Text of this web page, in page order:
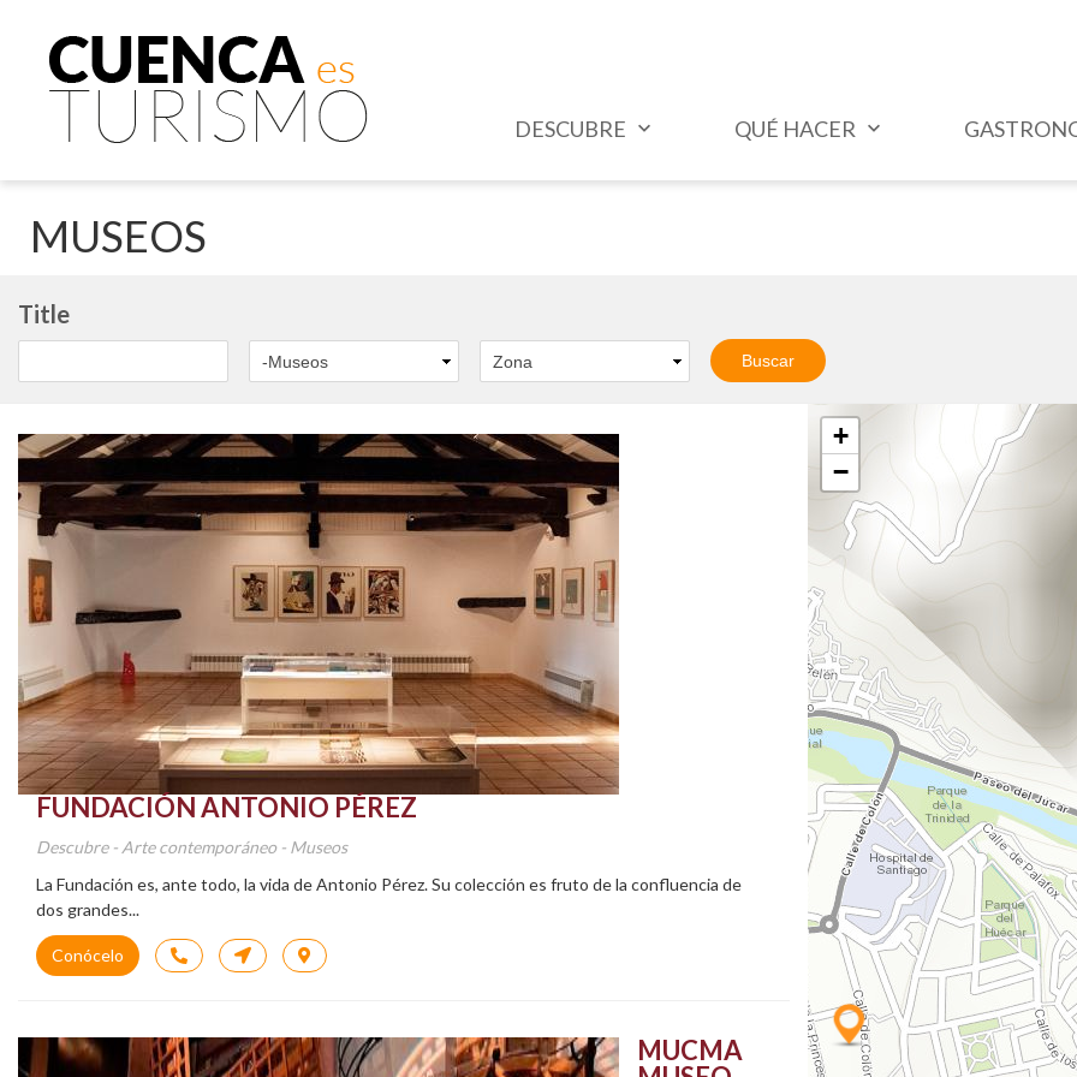
DESCUBRE QUÉ HACER
MUSEOS
Title
FUNDACIÓN ANTONIO PÉREZ
Descubre - Arte contemporáneo - Museos
La Fundación es, ante todo, la vida de Antonio Pérez. Su colección es fruto de la confluencia de
dos grandes...
Conócelo
MUCMA
+
−